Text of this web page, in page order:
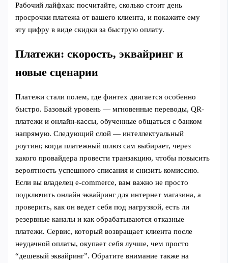
Рабочий лайфхак: посчитайте, сколько стоит день
просрочки платежа от вашего клиента, и покажите ему
эту цифру в виде скидки за быструю оплату.
Платежи: скорость, эквайринг и
новые сценарии
Платежи стали полем, где финтех двигается особенно
быстро. Базовый уровень — мгновенные переводы, QR-
платежи и онлайн-кассы, обученные общаться с банком
напрямую. Следующий слой — интеллектуальный
роутинг, когда платежный шлюз сам выбирает, через
какого провайдера провести транзакцию, чтобы повысить
вероятность успешного списания и снизить комиссию.
Если вы владелец e-commerce, вам важно не просто
подключить онлайн эквайринг для интернет магазина, а
проверить, как он ведет себя под нагрузкой, есть ли
резервные каналы и как обрабатываются отказные
платежи. Сервис, который возвращает клиента после
неудачной оплаты, окупает себя лучше, чем просто
“дешевый эквайринг”. Обратите внимание также на